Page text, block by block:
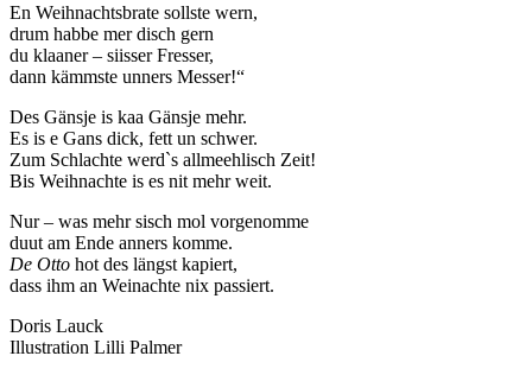
En Weihnachtsbrate sollste wern,
drum habbe mer disch gern
du klaaner – siisser Fresser,
dann kämmste unners Messer!“
Des Gänsje is kaa Gänsje mehr.
Es is e Gans dick, fett un schwer.
Zum Schlachte werd`s allmeehlisch Zeit!
Bis Weihnachte is es nit mehr weit.
Nur – was mehr sisch mol vorgenomme
duut am Ende anners komme.
De Otto hot des längst kapiert,
dass ihm an Weinachte nix passiert.
Doris Lauck
Illustration Lilli Palmer